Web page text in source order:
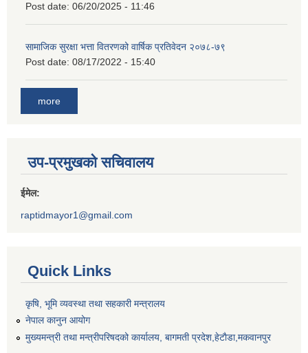
Post date: 06/20/2025 - 11:46
सामाजिक सुरक्षा भत्ता वितरणको वार्षिक प्रतिवेदन २०७८-७९
Post date: 08/17/2022 - 15:40
more
उप-प्रमुखको सचिवालय
ईमेल:
raptidmayor1@gmail.com
Quick Links
कृषि, भूमि व्यवस्था तथा सहकारी मन्त्रालय
नेपाल कानुन आयोग
मुख्यमन्त्री तथा मन्त्रीपरिषदको कार्यालय, बागमती प्रदेश,हेटाैडा,मकवानपुर